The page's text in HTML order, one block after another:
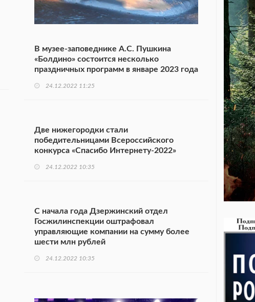
В музее-заповеднике А.С. Пушкина
«Болдино» состоится несколько
праздничных программ в январе 2023 года
24.12.2022 11:25
Две нижегородки стали
победительницами Всероссийского
конкурса «Спасибо Интернету-2022»
24.12.2022 10:35
С начала года Дзержинский отдел
Госжилинспекции оштрафовал
управляющие компании на сумму более
шести млн рублей
24.12.2022 10:35